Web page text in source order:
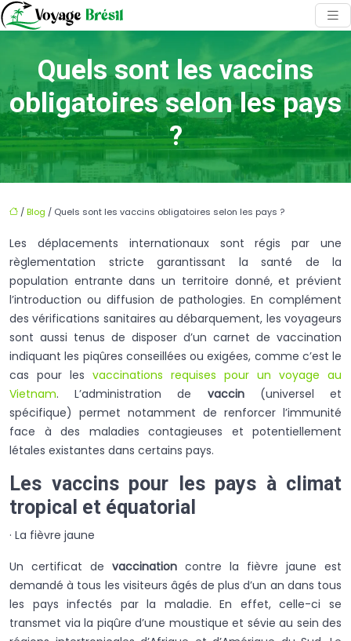
Quels sont les vaccins
obligatoires selon les pays
?
/Blog / Quels sont les vaccins obligatoires selon les pays ?
Les déplacements internationaux sont régis par une
règlementation stricte garantissant la santé de la
population entrante dans un territoire donné, et prévient
l’introduction ou diffusion de pathologies. En complément
des vérifications sanitaires au débarquement, les voyageurs
sont aussi tenus de disposer d’un carnet de vaccination
indiquant les piqûres conseillées ou exigées, comme c’est le
cas pour les vaccinations requises pour un voyage au
Vietnam. L’administration de vaccin(universel et
spécifique) permet notamment de renforcer l’immunité
face à des maladies contagieuses et potentiellement
létales existantes dans certains pays.
Les vaccins pour les pays à climat
tropical et équatorial
· La fièvre jaune
Un certificat de vaccination contre la fièvre jaune est
demandé à tous les visiteurs âgés de plus d’un an dans tous
les pays infectés par la maladie. En effet, celle-ci se
transmet via la piqûre d’une moustique et sévie au sein des